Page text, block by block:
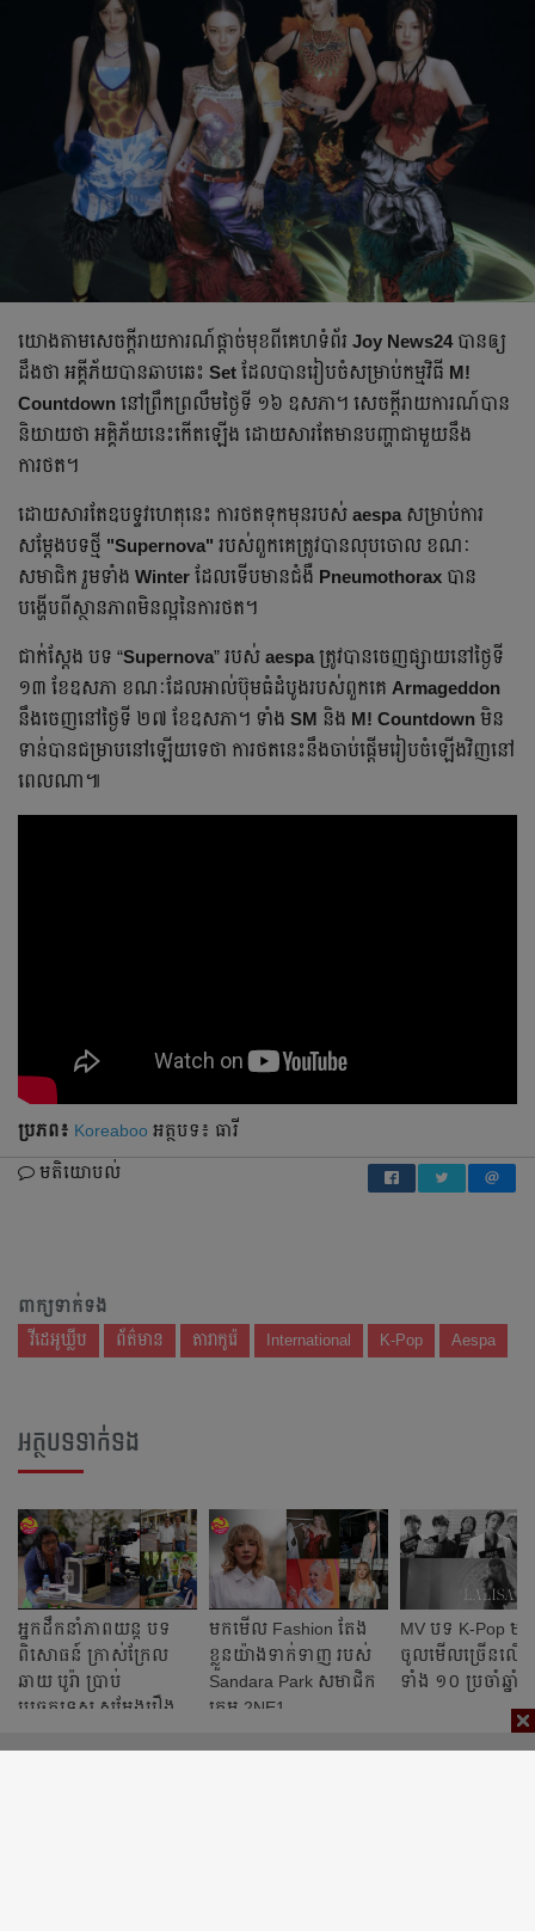
យោងតាមសេចក្តីរាយការណ៍ផ្តាច់មុខពីគេហទំព័រ Joy News24បានឲ្យ
ដឹងថា អគ្គីភ័យបានឆាបឆេះ Set ដែលបាន​រៀបចំសម្រាប់កម្មវិធី M!
Countdown នៅព្រឹកព្រលឹមថ្ងៃទី ១៦ ឧសភា។ សេចក្តីរាយការណ៍បាន
និយាយថា អគ្គិភ័យនេះកើតឡើង ដោយសារតែមានបញ្ហាជាមួយនឹង
ការថត។
ដោយសារតែឧបទ្ទវហេតុនេះ ការថតទុកមុនរបស់ aespa សម្រាប់ការ
សម្ដែងបទថ្មី "Supernova" របស់ពួកគេត្រូវបានលុបចោល ខណៈ
សមាជិក រួមទាំង Winter ដែលទើបមានជំងឺ Pneumothorax បាន
បង្ហើបពីស្ថានភាពមិនល្អនៃការថត។
ជាក់ស្ដែង បទ “Supernova” របស់ aespa ត្រូវបានចេញផ្សាយនៅថ្ងៃទី
១៣ ខែឧសភា ខណៈដែលអាល់ប៊ុមធំដំបូងរបស់ពួកគេ Armageddon
នឹងចេញនៅថ្ងៃទី ២៧ ខែឧសភា។ ទាំង SM និង M! Countdown មិន
ទាន់បាន​ជម្រាបនៅឡើយទេថា ការថតនេះនឹងចាប់ផ្ដើមរៀបចំឡើងវិញនៅ
ពេលណា៕
ប្រភព៖ Koreaboo អត្ថបទ៖ ធារី
មតិយោបល់
ពាក្យទាក់ទង
វីដេអូឃ្លីប ព័ត៌មាន តារាកូរ៉េ International K-Pop Aespa
អត្ថបទទាក់ទង
អ្នកដឹកនាំភាពយន្ត បទ
ពិសោធន៍ ក្រាស់ក្រែល
ឆាយ បូរ៉ា ប្រាប់
បច្ចេកទេស សម្តែងរឿង
មកមើល Fashion តែង
ខ្លួនយ៉ាងទាក់ទាញ របស់
Sandara Park សមាជិក
ក្រុម 2NE1
MV បទ K-Pop មា
ចូលមើលច្រើនល
ទាំង ១០ ប្រចាំឆ្ន